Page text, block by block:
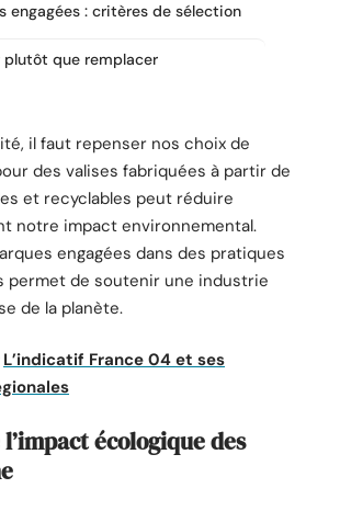
engagées : critères de sélection
plutôt que remplacer
il faut repenser nos choix de
des valises fabriquées à partir de
et recyclables peut réduire
notre impact environnemental.
engagées dans des pratiques
permet de soutenir une industrie
de la planète.
L’indicatif France 04 et ses
écologique des